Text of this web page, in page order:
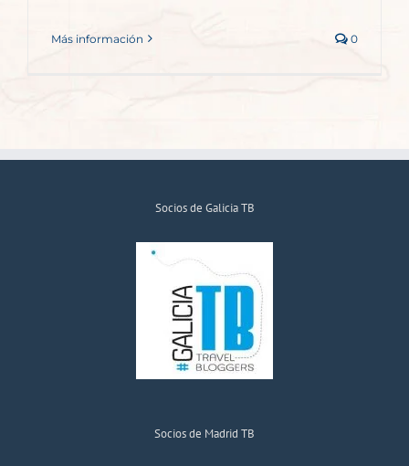
Más información 0
Socios de Galicia TB
Socios de Madrid TB